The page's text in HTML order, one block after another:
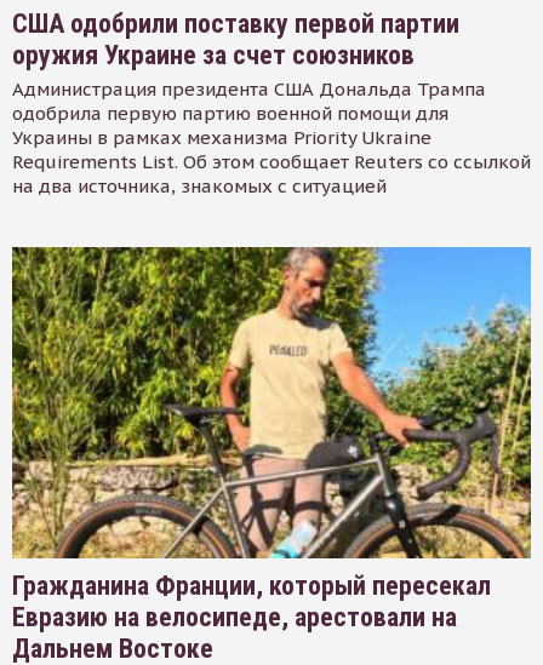
США одобрили поставку первой партии
оружия Украине за счет союзников
Администрация президента США Дональда Трампа
одобрила первую партию военной помощи для
Украины в рамках механизма Priority Ukraine
Requirements List. Об этом сообщает Reuters со ссылкой
на два источника, знакомых с ситуацией
Гражданина Франции, который пересекал
Евразию на велосипеде, арестовали на
Дальнем Востоке